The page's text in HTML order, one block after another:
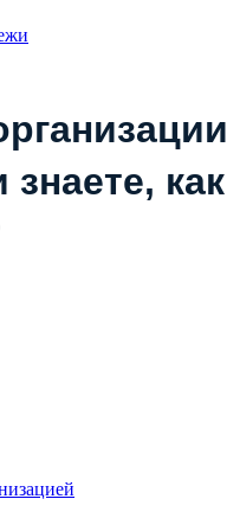
как